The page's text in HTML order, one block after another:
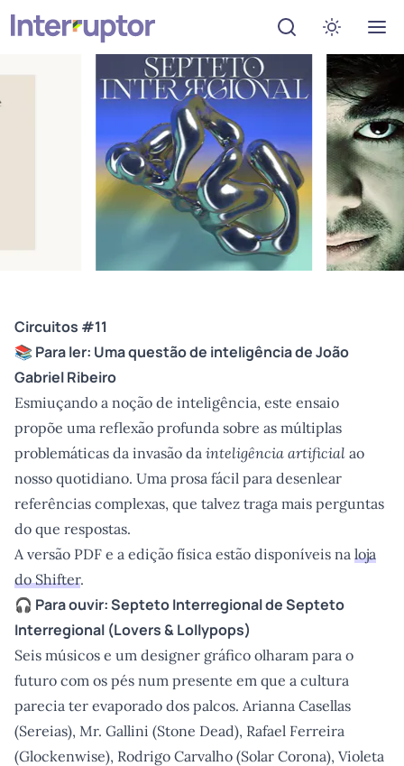
Abrir menu de
Ativar
Circuitos #11
📚 Para ler: Uma questão de inteligênciade João
Gabriel Ribeiro
Esmiuçando a noção de inteligência, este ensaio
propõe uma reflexão profunda sobre as múltiplas
problemáticas da invasão da inteligência artificial ao
nosso quotidiano. Uma prosa fácil para desenlear
referências complexas, que talvez traga mais perguntas
do que respostas.
A versão PDF e a edição física estão disponíveis na loja
do Shifter.
🎧 Para ouvir:Septeto Interregionalde Septeto
Interregional (Lovers & Lollypops)
Seis músicos e um designer gráfico olharam para o
futuro com os pés num presente em que a cultura
parecia ter evaporado dos palcos. Arianna Casellas
(Sereias), Mr. Gallini (Stone Dead), Rafael Ferreira
(Glockenwise), Rodrigo Carvalho (Solar Corona), Violeta